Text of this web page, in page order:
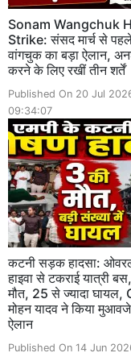
Sonam Wangchuk
Strike: संसद मार्च से
वांगचुक का बड़ा ऐलान,
करने के लिए रखीं तीन शर्तें
Published On 20 Jul
09:34:07
कटनी सड़क हादसा:
हाइवा से टकराई यात्री
मौत, 25 से ज्यादा घायल,
मोहन यादव ने किया
ऐलान
Published On 14 Jun